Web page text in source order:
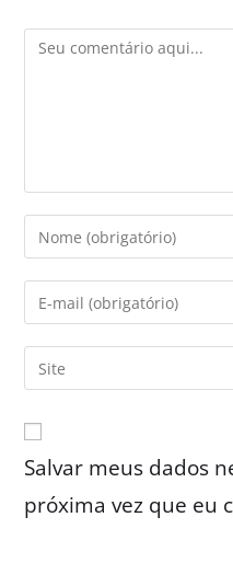
Salvar meus dados
próxima vez que eu